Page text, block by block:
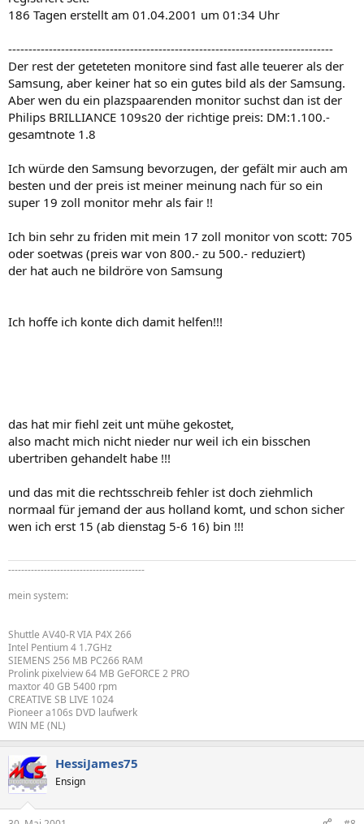
186 Tagen erstellt am 01.04.2001 um 01:34 Uhr
--------------------------------------------------------------------------------
Der rest der geteteten monitore sind fast alle teuerer als der
Samsung, aber keiner hat so ein gutes bild als der Samsung.
Aber wen du ein plazspaarenden monitor suchst dan ist der
Philips BRILLIANCE 109s20 der richtige preis: DM:1.100.-
gesamtnote 1.8
Ich würde den Samsung bevorzugen, der gefält mir auch am
besten und der preis ist meiner meinung nach für so ein
super 19 zoll monitor mehr als fair !!
Ich bin sehr zu friden mit mein 17 zoll monitor von scott: 705
oder soetwas (preis war von 800.- zu 500.- reduziert)
der hat auch ne bildröre von Samsung
Ich hoffe ich konte dich damit helfen!!!
das hat mir fiehl zeit unt mühe gekostet,
also macht mich nicht nieder nur weil ich ein bisschen
ubertriben gehandelt habe !!!
und das mit die rechtsschreib fehler ist doch ziehmlich
normaal für jemand der aus holland komt, und schon sicher
wen ich erst 15 (ab dienstag 5-6 16) bin !!!
------------------------------------------
mein system:
Shuttle AV40-R VIA P4X 266
Intel Pentium 4 1.7GHz
SIEMENS 256 MB PC266 RAM
Prolink pixelview 64 MB GeFORCE 2 PRO
maxtor 40 GB 5400 rpm
CREATIVE SB LIVE 1024
Pioneer a106s DVD laufwerk
WIN ME (NL)
HessiJames75
Ensign